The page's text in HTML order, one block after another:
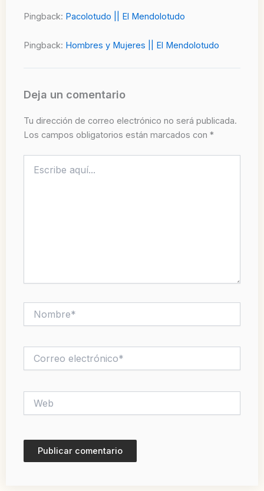
Pingback: Pacolotudo || El Mendolotudo
Pingback: Hombres y Mujeres || El Mendolotudo
Deja un comentario
Tu dirección de correo electrónico no será publicada.
Los campos obligatorios están marcados con *
aquí...
electrónico*